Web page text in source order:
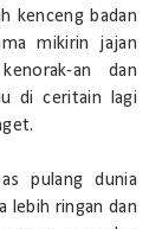
kenceng badan
mikirin jajan
an dan
di ceritain lagi
pulang dunia
lebih ringan dan